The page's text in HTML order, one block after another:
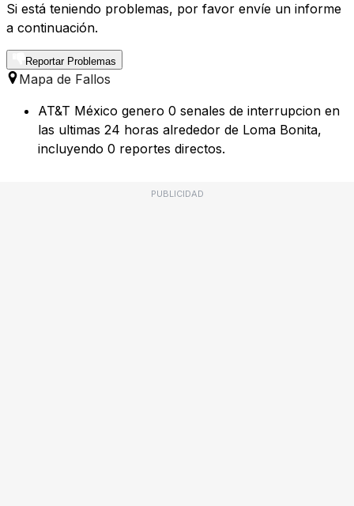
Si está teniendo problemas, por favor envíe un informe
a continuación.
Reportar Problemas
Mapa de Fallos
AT&T México genero 0 senales de interrupcion en
las ultimas 24 horas alrededor de Loma Bonita,
incluyendo 0 reportes directos.
PUBLICIDAD